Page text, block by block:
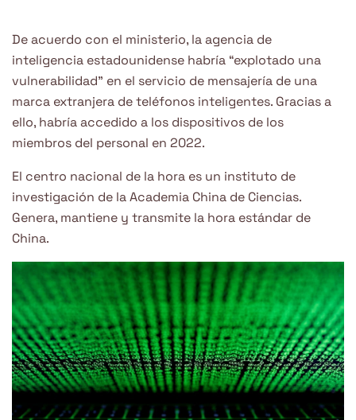
De acuerdo con el ministerio, la agencia de
inteligencia estadounidense habría “explotado una
vulnerabilidad” en el servicio de mensajería de una
marca extranjera de teléfonos inteligentes. Gracias a
ello, habría accedido a los dispositivos de los
miembros del personal en 2022.
El centro nacional de la hora es un instituto de
investigación de la Academia China de Ciencias.
Genera, mantiene y transmite la hora estándar de
China.